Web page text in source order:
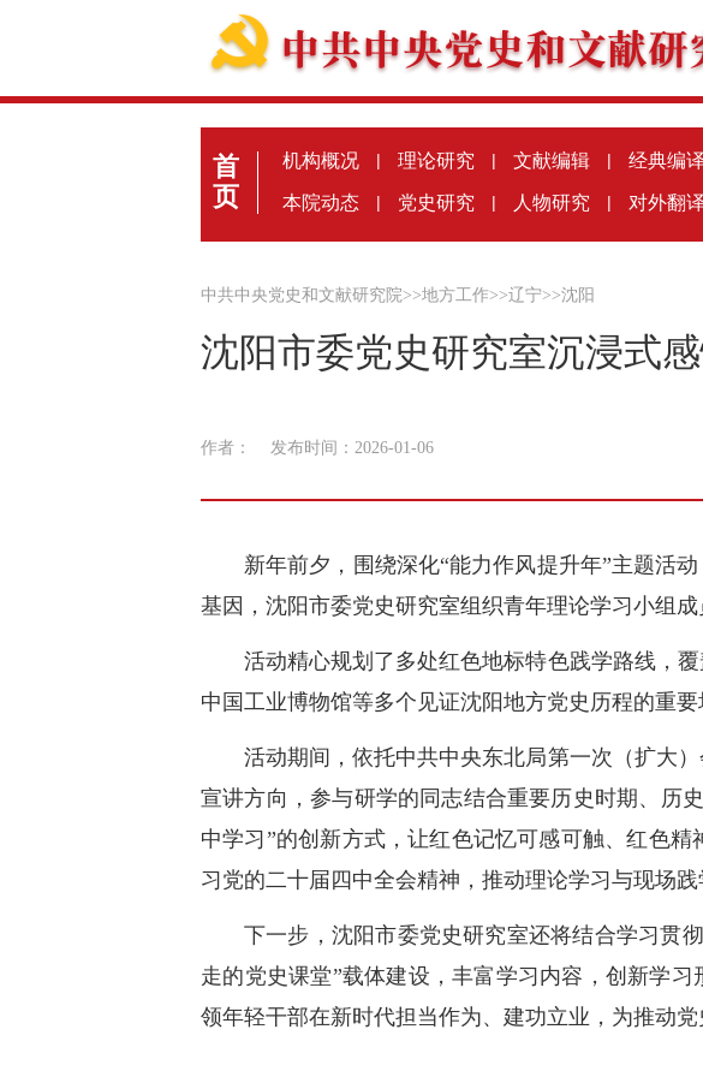
首
页
机构概况 | 理论研究 | 文献编辑 | 经典编译
本院动态 | 党史研究 | 人物研究 | 对外翻译
中共中央党史和文献研究院>>地方工作>>辽宁>>沈阳
沈阳市委党史研究室沉浸式
作者： 发布时间：2026-01-06
新年前夕，围绕深化“能力作风提升年”主题活
基因，沈阳市委党史研究室组织青年理论学习小组成
活动精心规划了多处红色地标特色践学路线，
中国工业博物馆等多个见证沈阳地方党史历程的重
活动期间，依托中共中央东北局第一次（扩大
宣讲方向，参与研学的同志结合重要历史时期、历
中学习”的创新方式，让红色记忆可感可触、红色
习党的二十届四中全会精神，推动理论学习与现场
下一步，沈阳市委党史研究室还将结合学习贯
走的党史课堂”载体建设，丰富学习内容，创新学
领年轻干部在新时代担当作为、建功立业，为推动党